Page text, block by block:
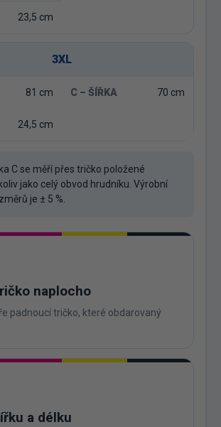
23,5 cm
3XL
81 cm 70 cm
24,5 cm
C se měří přes tričko položené
jako celý obvod hrudníku. Výrobní
je ± 5 %.
naplocho
padnoucí tričko, které obdarovaný
a délku